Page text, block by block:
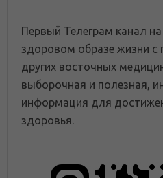
Первый Телеграм канал
здоровом образе жизни
других восточных
выборочная и полезная,
информация для
здоровья.